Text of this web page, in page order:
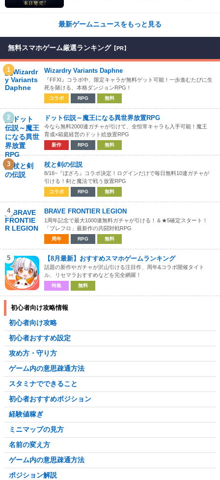
最新ゲームニュースをもっと見る
無料スマホゲーム厳選ランキング 【PR】
1 Wizardry Variants Daphne
『FFXI』コラボ中、限定キャラが無料ゲット可能！一歩進むたびに生
死を賭ける、本格ダンジョンRPG！
コラボ RPG 無料
2 ドット伝説～魔王になる異世界放置RPG
今なら無料2000連ガチャが引けて、全恒常キャラも入手可能！魔王
育成×箱庭経営のドット絵放置RPG
新作 RPG 無料
3 杖と剣の伝説
8/16~『ぼざろ』コラボ決定！ログインだけで毎日無料10連ガチャが
引ける！剣と魔法で戦う放置RPG
コラボ RPG 無料
4 BRAVE FRONTIER LEGION
1周年記念で最大1000連無料ガチャが引ける！＆★5確定スタート！
「ブレフロ」最新作の共闘対戦RPG
周年 RPG 無料
5 【8月最新】おすすめスマホゲームランキング
話題の新作やガチャが沢山引ける注目作、周年&コラボ開催タイト
ル、リセマラおすすめなどを完全網羅！
特集 無料
初心者向け攻略情報
初心者向け攻略
初心者おすすめ設定
攻め方・守り方
ゲーム内の意思疎通方法
スタミナでできること
初心者おすすめポジション
経験値稼ぎ
ミニマップの見方
名前の変え方
ゲーム内の意思疎通方法
ポジション解説